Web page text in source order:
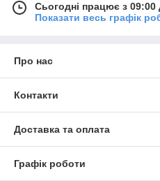
Сьогодні працює з 09:00
Показати весь графік
Про нас
Контакти
Доставка та оплата
Графік роботи